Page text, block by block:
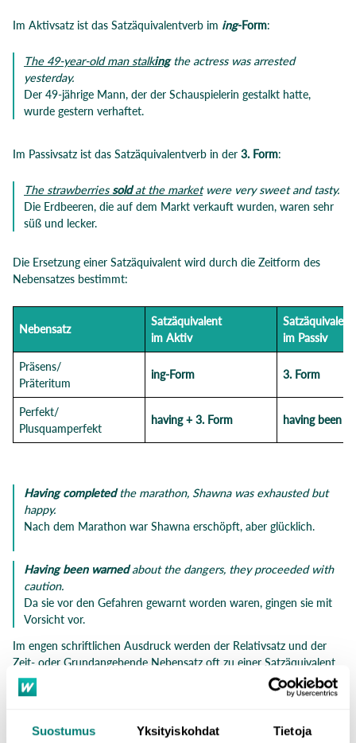
Suostumus Yksityiskohdat Tietoja
Im Aktivsatz ist das Satzäquivalentverb im ing-Form:
The 49-year-old man stalkingthe actresswas arrested
yesterday.
Der 49-jährige Mann, der der Schauspielerin gestalkt hatte,
wurde gestern verhaftet.
Im Passivsatz ist das Satzäquivalentverb in der 3. Form:
The strawberriessoldat the marketwere very sweet and tasty.
Die Erdbeeren, die auf dem Markt verkauft wurden, waren sehr
süß und lecker.
Die Ersetzung einer Satzäquivalent wird durch die Zeitform des
Nebensatzes bestimmt:
Nebensatz
Satzäquivalent
im Aktiv
Satzäquivalent
im Passiv
Präsens/
Präteritum
ing-Form 3. Form
Perfekt/
Plusquamperfekt
having + 3. Form having been +
Having completedthe marathon, Shawna was exhausted but
happy.
Nach dem Marathon war Shawna erschöpft, aber glücklich.
Having been warnedabout the dangers, they proceeded with
caution.
Da sie vor den Gefahren gewarnt worden waren, gingen sie mit
Vorsicht vor.
Im engen schriftlichen Ausdruck werden der Relativsatz und der
Zeit- oder Grundangebende Nebensatz oft zu einer Satzäquivalent
verkürzt (looking after). In diesem Fall ändert sich die Verbform, und
einige Wörter können weggelassen werden:
The womanlooking after the unruly dogs
refused to keep them